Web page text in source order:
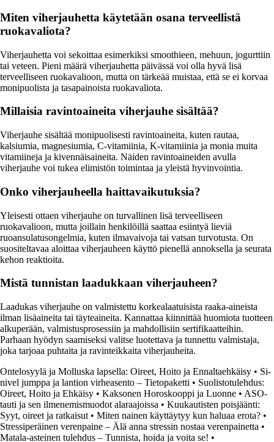
Miten viherjauhetta käytetään osana terveellistä
ruokavaliota?
Viherjauhetta voi sekoittaa esimerkiksi smoothieen, mehuun, jogurttiin
tai veteen. Pieni määrä viherjauhetta päivässä voi olla hyvä lisä
terveelliseen ruokavalioon, mutta on tärkeää muistaa, että se ei korvaa
monipuolista ja tasapainoista ruokavaliota.
Millaisia ravintoaineita viherjauhe sisältää?
Viherjauhe sisältää monipuolisesti ravintoaineita, kuten rautaa,
kalsiumia, magnesiumia, C-vitamiinia, K-vitamiinia ja monia muita
vitamiineja ja kivennäisaineita. Näiden ravintoaineiden avulla
viherjauhe voi tukea elimistön toimintaa ja yleistä hyvinvointia.
Onko viherjauheella haittavaikutuksia?
Yleisesti ottaen viherjauhe on turvallinen lisä terveelliseen
ruokavalioon, mutta joillain henkilöillä saattaa esiintyä lieviä
ruoansulatusongelmia, kuten ilmavaivoja tai vatsan turvotusta. On
suositeltavaa aloittaa viherjauheen käyttö pienellä annoksella ja seurata
kehon reaktioita.
Mistä tunnistan laadukkaan viherjauheen?
Laadukas viherjauhe on valmistettu korkealaatuisista raaka-aineista
ilman lisäaineita tai täyteaineita. Kannattaa kiinnittää huomiota tuotteen
alkuperään, valmistusprosessiin ja mahdollisiin sertifikaatteihin.
Parhaan hyödyn saamiseksi valitse luotettava ja tunnettu valmistaja,
joka tarjoaa puhtaita ja ravinteikkaita viherjauheita.
Ontelosyylä ja Molluska lapsella: Oireet, Hoito ja Ennaltaehkäisy • Si-
nivel jumppa ja lantion virheasento – Tietopaketti • Suolistotulehdus:
Oireet, Hoito ja Ehkäisy • Kaksonen Horoskooppi ja Luonne • ASO-
tauti ja sen ilmenemismuodot alaraajoissa • Kuukautisten poisjäänti:
Syyt, oireet ja ratkaisut • Miten nainen käyttäytyy kun haluaa erota? •
Stressiperäinen verenpaine – Älä anna stressin nostaa verenpainetta •
Matala-asteinen tulehdus – Tunnista, hoida ja voita se! •